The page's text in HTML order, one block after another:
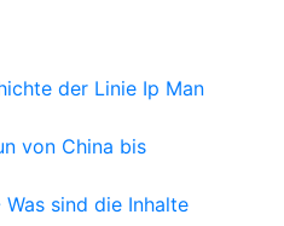
der Linie Ip Man
von China bis
sind die Inhalte